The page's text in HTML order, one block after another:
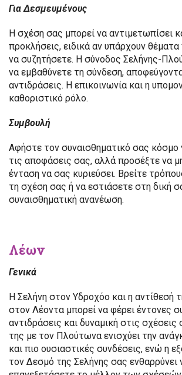
Για Δεσμευμένους
Η σχέση σας μπορεί να αντιμετωπίσει
προκλήσεις, ειδικά αν υπάρχουν
να συζητήσετε. Η σύνοδος Σελήνης-
να εμβαθύνετε τη σύνδεση,
αντιδράσεις. Η επικοινωνία και η
καθοριστικό ρόλο.
Συμβουλή
Αφήστε τον συναισθηματικό σας κόσμο
τις αποφάσεις σας, αλλά προσέξτε να
ένταση να σας κυριεύσει. Βρείτε
τη σχέση σας ή να εστιάσετε στη δική
συναισθηματική ανανέωση.
Λέων
Γενικά
Η Σελήνη στον Υδροχόο και η αντίθεσή
στον Λέοντα μπορεί να φέρει έντονες
αντιδράσεις και δυναμική στις
της με τον Πλούτωνα ενισχύει την
και πιο ουσιαστικές συνδέσεις, ενώ η
τον Δεσμό της Σελήνης σας ενθαρρύνει